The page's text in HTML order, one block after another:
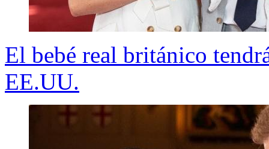
El bebé real británico
EE.UU.